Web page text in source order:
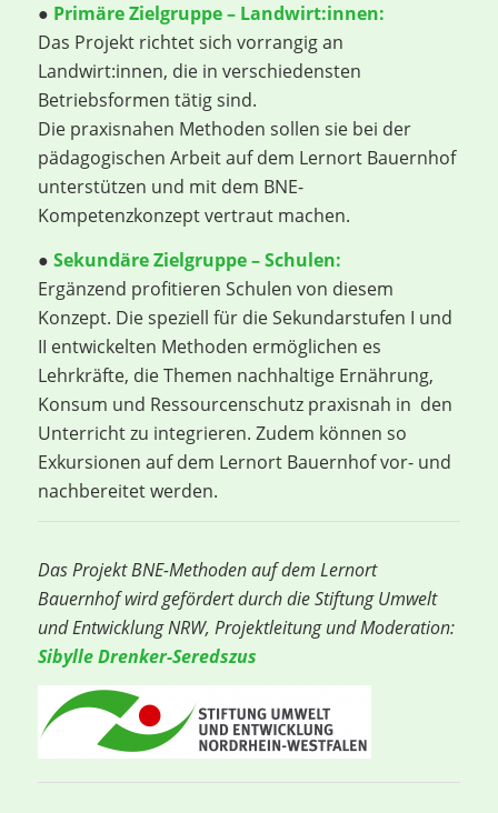
● Primäre Zielgruppe – Landwirt:innen:
Das Projekt richtet sich vorrangig an
Landwirt:innen, die in verschiedensten
Betriebsformen tätig sind.
Die praxisnahen Methoden sollen sie bei der
pädagogischen Arbeit auf dem Lernort Bauernhof
unterstützen und mit dem BNE-
Kompetenzkonzept vertraut machen.
● Sekundäre Zielgruppe – Schulen:
Ergänzend profitieren Schulen von diesem
Konzept. Die speziell für die Sekundarstufen I und
II entwickelten Methoden ermöglichen es
Lehrkräfte, die Themen nachhaltige Ernährung,
Konsum und Ressourcenschutz praxisnah in den
Unterricht zu integrieren. Zudem können so
Exkursionen auf dem Lernort Bauernhof vor- und
nachbereitet werden.
Das Projekt BNE-Methoden auf dem Lernort
Bauernhof wird gefördert durch die Stiftung Umwelt
und Entwicklung NRW, Projektleitung und Moderation:
Sibylle Drenker-Seredszus